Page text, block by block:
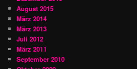
August 2015
März 2014
März 2013
Juli 2012
März 2011
September 2010